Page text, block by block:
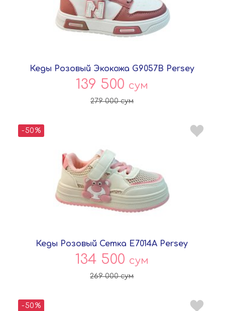
Кеды Розовый Экокожа G9057B Persey
139 500 сум
279 000сум
-50%
Кеды Розовый Сетка E7014A Persey
134 500 сум
269 000сум
-50%